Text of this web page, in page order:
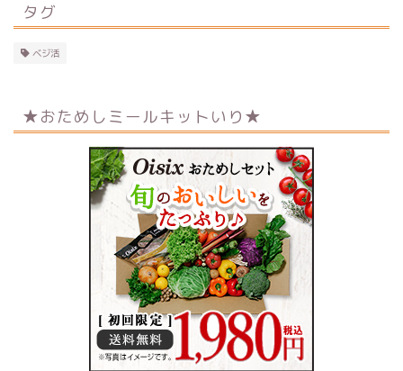
タグ
ベジ活
★おためしミールキットいり★